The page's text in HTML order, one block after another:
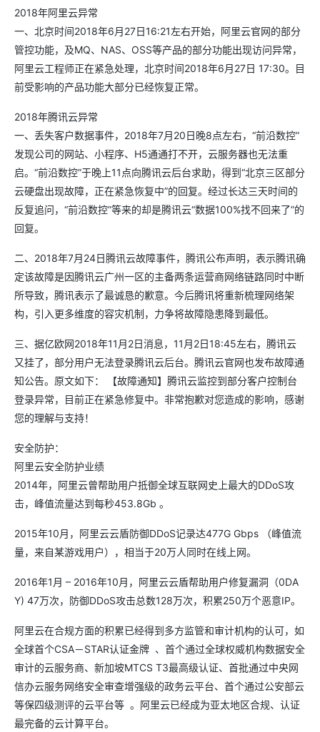
2018年阿里云异常
一、北京时间2018年6月27日16:21左右开始，阿里云官网的部分
管控功能，及MQ、NAS、OSS等产品的部分功能出现访问异常，
阿里云工程师正在紧急处理，北京时间2018年6月27日 17:30。目
前受影响的产品功能大部分已经恢复正常。
2018年腾讯云异常
一、丢失客户数据事件，2018年7月20日晚8点左右，“前沿数控”
发现公司的网站、小程序、H5通通打不开，云服务器也无法重
启。“前沿数控”于晚上11点向腾讯云后台求助，得到“北京三区部分
云硬盘出现故障，正在紧急恢复中”的回复。经过长达三天时间的
反复追问，“前沿数控”等来的却是腾讯云“数据100%找不回来了”的
回复。
二、2018年7月24日腾讯云故障事件，腾讯公布声明，表示腾讯确
定该故障是因腾讯云广州一区的主备两条运营商网络链路同时中断
所导致，腾讯表示了最诚恳的歉意。今后腾讯将重新梳理网络架
构，引入更多维度的容灾机制，力争将故障隐患降到最低。
三、据亿欧网2018年11月2日消息，11月2日18:45左右，腾讯云
又挂了，部分用户无法登录腾讯云后台。腾讯云官网也发布故障通
知公告。原文如下： 【故障通知】腾讯云监控到部分客户控制台
登录异常，目前正在紧急修复中。非常抱歉对您造成的影响，感谢
您的理解与支持！
安全防护：
阿里云安全防护业绩
2014年，阿里云曾帮助用户抵御全球互联网史上最大的DDoS攻
击，峰值流量达到每秒453.8Gb 。
2015年10月，阿里云云盾防御DDoS记录达477G Gbps （峰值流
量，来自某游戏用户），相当于20万人同时在线上网。
2016年1月 – 2016年10月，阿里云云盾帮助用户修复漏洞（0DA
Y) 47万次，防御DDoS攻击总数128万次，积累250万个恶意IP。
阿里云在合规方面的积累已经得到多方监管和审计机构的认可，如
全球首个CSA－STAR认证金牌 、首个通过全球权威机构数据安全
审计的云服务商、新加坡MTCS T3最高级认证、首批通过中央网
信办云服务网络安全审查增强级的政务云平台、首个通过公安部云
等保四级测评的云平台等 。阿里云已经成为亚太地区合规、认证
最完备的云计算平台。